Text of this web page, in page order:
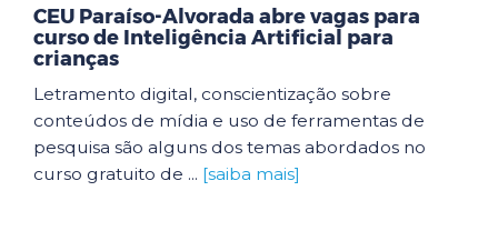
CEU Paraíso-Alvorada abre vagas para
curso de Inteligência Artificial para
crianças
Letramento digital, conscientização sobre
conteúdos de mídia e uso de ferramentas de
pesquisa são alguns dos temas abordados no
curso gratuito de ... [saiba mais]